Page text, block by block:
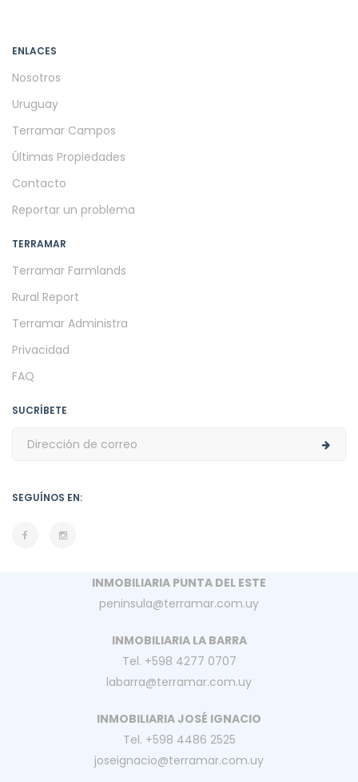
ENLACES
Nosotros
Uruguay
Terramar Campos
Últimas Propiedades
Contacto
Reportar un problema
TERRAMAR
Terramar Farmlands
Rural Report
Terramar Administra
Privacidad
FAQ
SUCRÍBETE
SEGUÍNOS EN:
INMOBILIARIA PUNTA DEL ESTE
peninsula@terramar.com.uy
INMOBILIARIA LA BARRA
Tel. +598 4277 0707
labarra@terramar.com.uy
INMOBILIARIA JOSÉ IGNACIO
Tel. +598 4486 2525
joseignacio@terramar.com.uy